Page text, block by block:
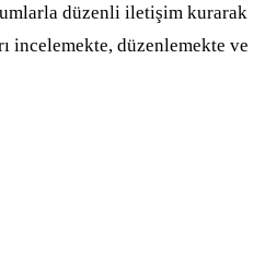
düzenli iletişim kurarak
incelemekte, düzenlemekte ve